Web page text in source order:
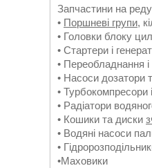
Запчастини на
• Поршневі групи,
• Головки блоку
• Стартери і
• Переобладнання і
• Насоси дозатори
• Турбокомпресори
• Радіатори
• Кошики та диски
• Водяні насоси
•
•Маховики